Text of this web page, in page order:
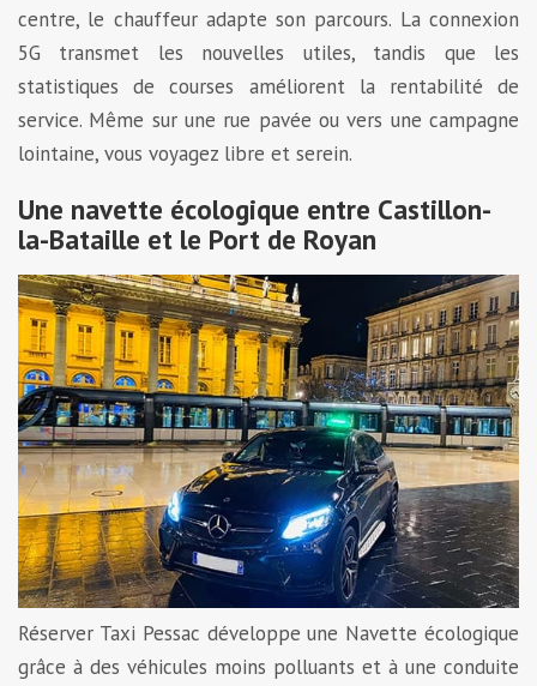
centre, le chauffeur adapte son parcours. La connexion
5G transmet les nouvelles utiles, tandis que les
statistiques de courses améliorent la rentabilité de
service. Même sur une rue pavée ou vers une campagne
lointaine, vous voyagez libre et serein.
Une navette écologique entre Castillon-
la-Bataille et le Port de Royan
Réserver Taxi Pessac développe une Navette écologique
grâce à des véhicules moins polluants et à une conduite